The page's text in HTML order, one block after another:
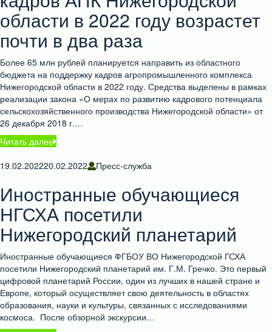
области в 2022 году возрастет
почти в два раза
Более 65 млн рублей планируется направить из областного
бюджета на поддержку кадров агропромышленного комплекса
Нижегородской области в 2022 году. Средства выделены в рамках
реализации закона «О мерах по развитию кадрового потенциала
сельскохозяйственного производства Нижегородской области» от
26 декабря 2018 г.…
Читать далее
19.02.202220.02.2022 Пресс-служба
Иностранные обучающиеся
НГСХА посетили
Нижегородский планетарий
Иностранные обучающиеся ФГБОУ ВО Нижегородской ГСХА
посетили Нижегородский планетарий им. Г.М. Гречко. Это первый
цифровой планетарий России, один из лучших в нашей стране и
Европе, который осуществляет свою деятельность в областях
образования, науки и культуры, связанных с исследованиями
космоса. После обзорной экскурсии…